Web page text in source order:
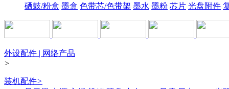
硒鼓/粉盒 墨盒 色带芯/色带架 墨水 墨粉 芯片 光盘附件
外设配件 | 网络产品
>
装机配件>